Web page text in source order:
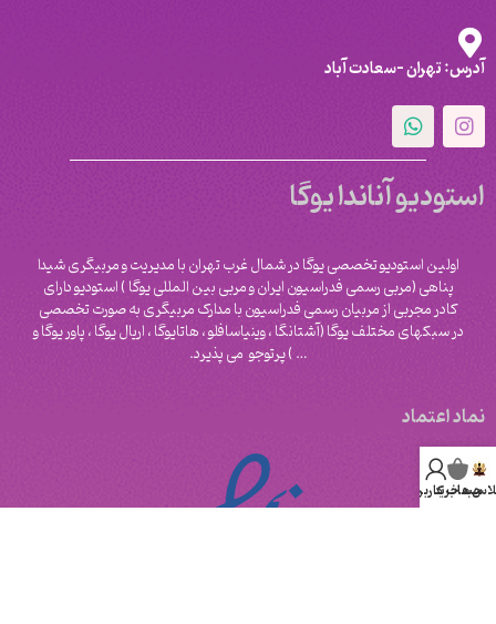
آدرس: تهران -سعادت آباد
استودیو آناندا یوگا
اولین استودیو تخصصی یوگا در شمال غرب تهران با مدیریت و مربیگری شیدا
پناهی (مربی رسمی فدراسیون ایران و مربی بین المللی یوگا ) استودیو دارای
کادر مجربی از مربیان رسمی فدراسیون با مدارک مربیگری به صورت تخصصی
در سبکهای مختلف یوگا (آشتانگا ، وینیاسافلو ، هاتایوگا ، اریال یوگا ، پاور یوگا و
‌… ) پرتوجو می پذیرد.
نماد اعتماد
ها
سبد خرید
حساب کاربری من